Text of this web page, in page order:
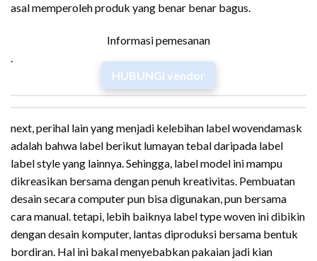
asal memperoleh produk yang benar benar bagus.
Informasi pemesanan
HUBUNGI vendor
next, perihal lain yang menjadi kelebihan label wovendamask
adalah bahwa label berikut lumayan tebal daripada label
label style yang lainnya. Sehingga, label model ini mampu
dikreasikan bersama dengan penuh kreativitas. Pembuatan
desain secara computer pun bisa digunakan, pun bersama
cara manual. tetapi, lebih baiknya label type woven ini dibikin
dengan desain komputer, lantas diproduksi bersama bentuk
bordiran. Hal ini bakal menyebabkan pakaian jadi kian